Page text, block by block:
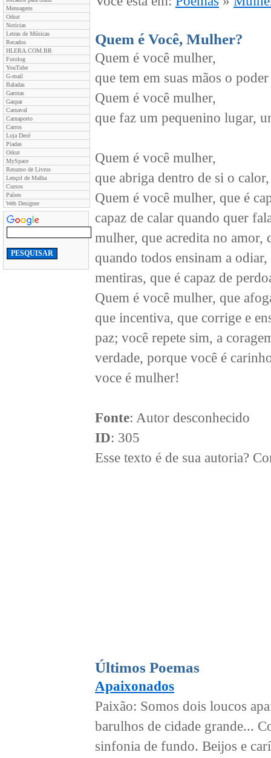
Mensagens
Orkut
Noticias
Letras de Músicas
Recados
HLERA.COM.BR
Fotolog
YouTube
G-mail
Baladas
Garotas
Gaspar
Carnaval
Carnaporto
Carros
Loja Decé
Piadas
Orkut
MySpace
Resumo de Livros
Lençol de Malha
Cursos
Países
Web Designer
Quem é Você, Mulher?
Quem é você mulher,
que tem em suas mãos o
Quem é você mulher,
que faz um pequenino lugar,
Quem é você mulher,
que abriga dentro de si o
Quem é você mulher, que é
capaz de calar quando quer
mulher, que acredita no amor,
quando todos ensinam a
mentiras, que é capaz de
Quem é você mulher, que
que incentiva, que corrige e
paz; você repete sim, a
verdade, porque você é
voce é mulher!
Fonte: Autor desconhecido
ID: 305
Esse texto é de sua autoria?
Últimos Poemas
Apaixonados
Paixão: Somos dois loucos
barulhos de cidade grande...
sinfonia de fundo. Beijos e